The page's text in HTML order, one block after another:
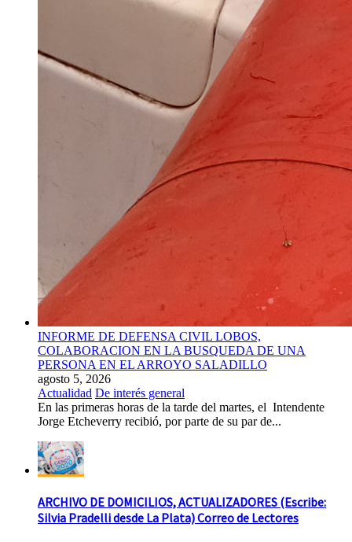
INFORME DE DEFENSA CIVIL LOBOS,
COLABORACION EN LA BUSQUEDA DE UNA
PERSONA EN EL ARROYO SALADILLO
agosto 5, 2026
Actualidad De interés general
En las primeras horas de la tarde del martes, el Intendente
Jorge Etcheverry recibió, por parte de su par de...
ARCHIVO DE DOMICILIOS, ACTUALIZADORES (Escribe:
Silvia Pradelli desde La Plata) Correo de Lectores